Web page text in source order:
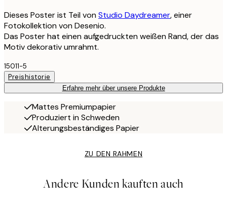
Dieses Poster ist Teil vonStudio Daydreamer, einer
Fotokollektion von Desenio.
Das Poster hat einen aufgedruckten weißen Rand, der das
Motiv dekorativ umrahmt.
15011-5
Preishistorie
Erfahre mehr über unsere Produkte
Mattes Premiumpapier
Produziert in Schweden
Alterungsbeständiges Papier
ZU DEN RAHMEN
Andere Kunden kauften auch